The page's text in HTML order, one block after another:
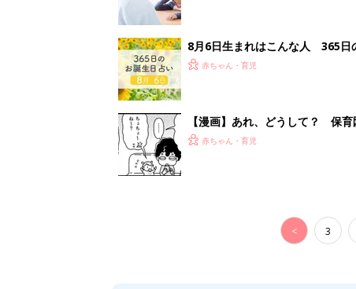
8月6日生まれはこんな人 365日
赤ちゃん・育児
【漫画】あれ、どうして？ 保
がする……！『ふうふう子育て ＃
赤ちゃん・育児
< 3